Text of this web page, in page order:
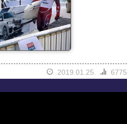
2019.01.25.
6775